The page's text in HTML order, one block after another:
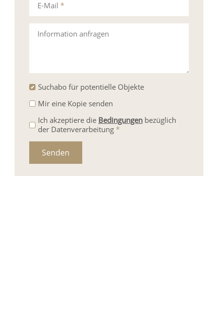
Information anfragen
E-Mail *
Suchabo für potentielle Objekte
Mir eine Kopie senden
Ich akzeptiere die Bedingungenbezüglich
der Datenverarbeitung *
Senden